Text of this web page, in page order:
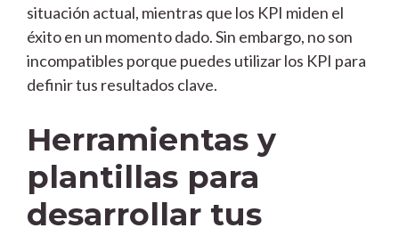
situación actual, mientras que los KPI miden el
éxito en un momento dado. Sin embargo, no son
incompatibles porque puedes utilizar los KPI para
definir tus resultados clave.
Herramientas y
plantillas para
desarrollar tus